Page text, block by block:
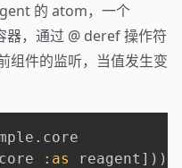
的 atom，一个
，通过 @ deref 操作符
组件的监听，当值发生变
:as reagent ] ) )